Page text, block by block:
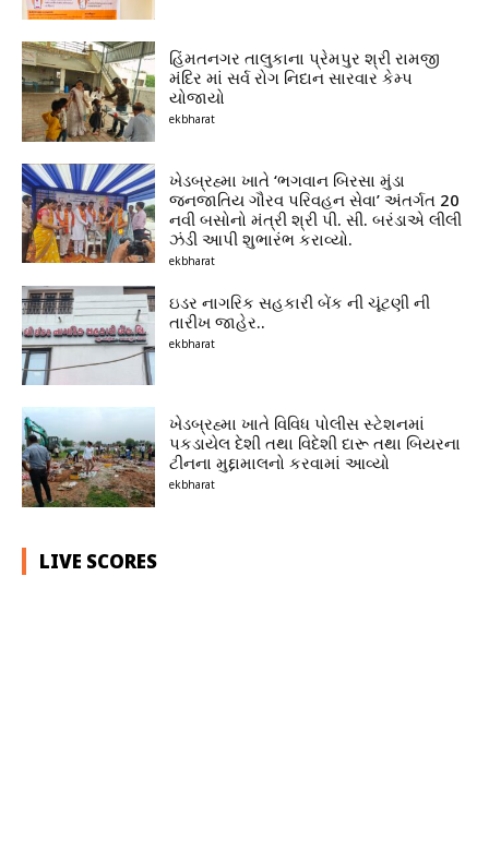
હિંમતનગર તાલુકાના પ્રેમપુર શ્રી રામજી
મંદિર માં સર્વ રોગ નિદાન સારવાર કેમ્પ
યોજાયો
ekbharat
ખેડબ્રહ્મા ખાતે ‘ભગવાન બિરસા મુંડા
જનજાતિય ગૌરવ પરિવહન સેવા’ અંતર્ગત 20
નવી બસોનો મંત્રી શ્રી પી. સી. બરંડાએ લીલી
ઝંડી આપી શુભારંભ કરાવ્યો.
ekbharat
ઇડર નાગરિક સહકારી બેંક ની ચૂંટણી ની
તારીખ જાહેર..
ekbharat
ખેડબ્રહ્મા ખાતે વિવિધ પોલીસ સ્ટેશનમાં
પકડાયેલ દેશી તથા વિદેશી દારૂ તથા બિયરના
ટીનના મુદ્દામાલનો કરવામાં આવ્યો
ekbharat
LIVE SCORES